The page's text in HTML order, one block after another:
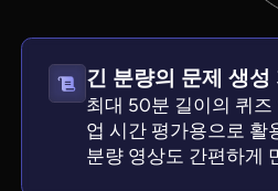
View all
긴 분량의 문제 생성
최대 50분 길이의 퀴
업 시간 평가용으로 활
분량 영상도 간편하게